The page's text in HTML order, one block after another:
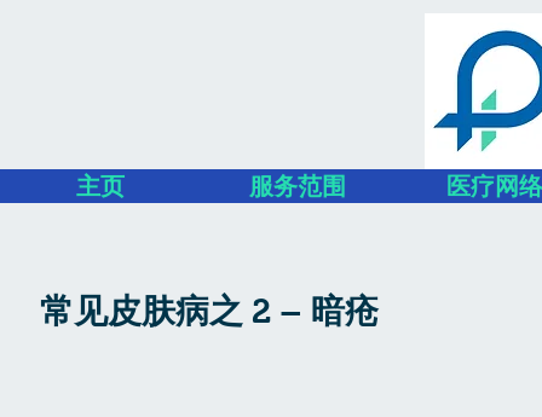
主页 服务范围 医疗网络
常见皮肤病之 2 – 暗疮